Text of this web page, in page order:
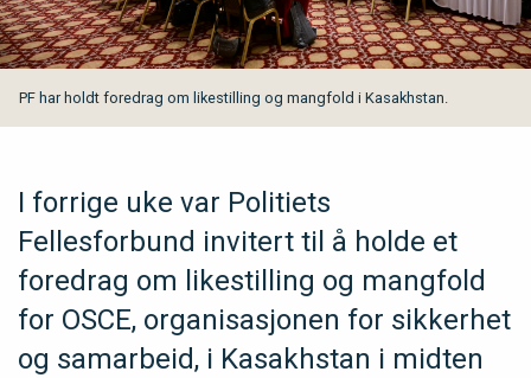
PF har holdt foredrag om likestilling og mangfold i Kasakhstan.
I forrige uke var Politiets
Fellesforbund invitert til å holde et
foredrag om likestilling og mangfold
for OSCE, organisasjonen for sikkerhet
og samarbeid, i Kasakhstan i midten